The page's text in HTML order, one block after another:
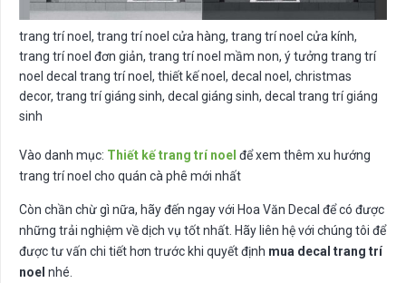
trang trí noel, trang trí noel cửa hàng, trang trí noel cửa kính,
trang trí noel đơn giản, trang trí noel mầm non, ý tưởng trang trí
noel decal trang trí noel, thiết kế noel, decal noel, christmas
decor, trang trí giáng sinh, decal giáng sinh, decal trang trí giáng
sinh
Vào danh mục: Thiết kế trang trí noel để xem thêm xu hướng
trang trí noel cho quán cà phê mới nhất
Còn chần chừ gì nữa, hãy đến ngay với Hoa Văn Decal để có được
những trải nghiệm về dịch vụ tốt nhất. Hãy liên hệ với chúng tôi để
được tư vấn chi tiết hơn trước khi quyết định mua decal trang trí
noel nhé.